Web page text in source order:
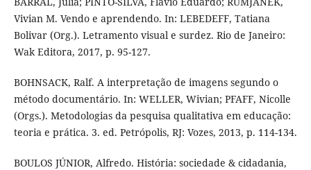
Vivian M. Vendo e aprendendo. In: LEBEDEFF, Tatiana
Bolivar (Org.). Letramento visual e surdez. Rio de Janeiro:
Wak Editora, 2017, p. 95-127.
BOHNSACK, Ralf. A interpretação de imagens segundo o
método documentário. In: WELLER, Wivian; PFAFF, Nicolle
(Orgs.). Metodologias da pesquisa qualitativa em educação:
teoria e prática. 3. ed. Petrópolis, RJ: Vozes, 2013, p. 114-134.
BOULOS JÚNIOR, Alfredo. História: sociedade & cidadania,